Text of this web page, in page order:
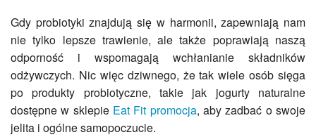
Gdy probiotyki znajdują się w harmonii, zapewniają nam
nie tylko lepsze trawienie, ale także poprawiają naszą
odporność i wspomagają wchłanianie składników
odżywczych. Nic więc dziwnego, że tak wiele osób sięga
po produkty probiotyczne, takie jak jogurty naturalne
dostępne w sklepie Eat Fit promocja, aby zadbać o swoje
jelita i ogólne samopoczucie.